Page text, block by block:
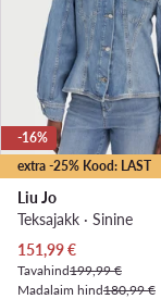
extra -25% Kood: LAST
-16%
Liu Jo
Teksajakk · Sinine
Praegune hind
151,99€
Tavahind199,99 €
Madalaim hind180,99 €